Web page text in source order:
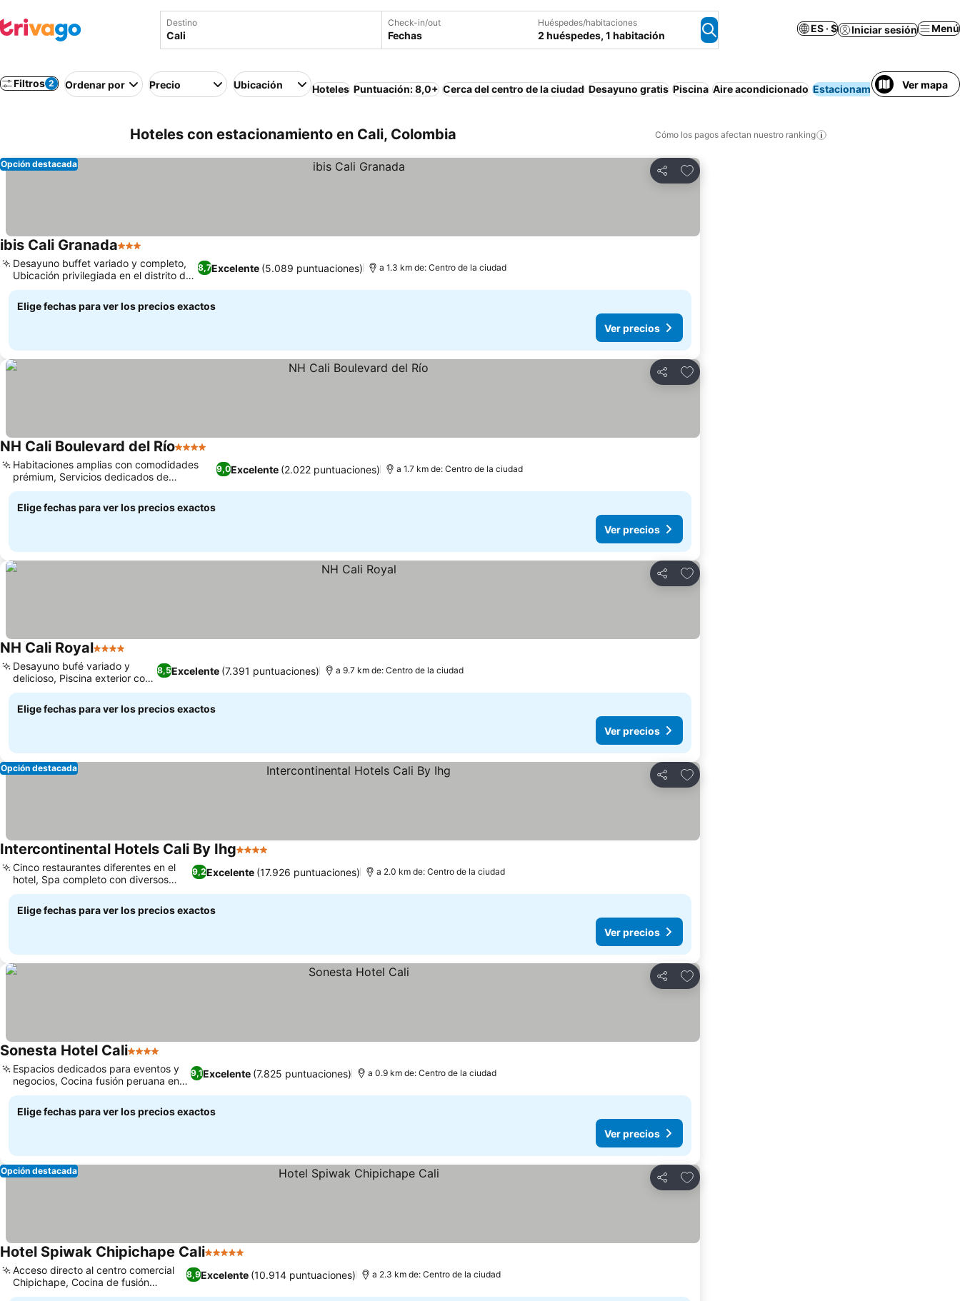
Destino Check-in/out
Fechas
Huéspedes/habitaciones
2 huéspedes, 1 habitación
ES · $ Iniciar sesión Menú
Filtros 2 Ordenar por Precio Ubicación Hoteles Puntuación: 8,0+ Cerca del centro de la ciudad Desayuno gratis Piscina Aire acondicionado Estacionamiento Ver mapa
Hoteles con estacionamiento en Cali, Colombia Cómo los pagos afectan nuestro ranking
Compartir
Agregar a favoritos
Opción destacada
ibis Cali Granada3 Estrellas
8,7Excelente (5.089 puntuaciones)
Desayuno buffet variado y completo,
Ubicación privilegiada en el distrito de
Granada
a 1.3 km de: Centro de la ciudad
Elige fechas para ver los precios exactos
Ver precios
Compartir
Agregar a favoritos
NH Cali Boulevard del Río4 Estrellas
9,0Excelente (2.022 puntuaciones)
Habitaciones amplias con comodidades
prémium, Servicios dedicados de
planificación de eventos
a 1.7 km de: Centro de la ciudad
Elige fechas para ver los precios exactos
Ver precios
Compartir
Agregar a favoritos
NH Cali Royal4 Estrellas
8,5Excelente (7.391 puntuaciones)
Desayuno bufé variado y
delicioso, Piscina exterior con
bar
a 9.7 km de: Centro de la ciudad
Elige fechas para ver los precios exactos
Ver precios
Compartir
Agregar a favoritos
Opción destacada
Intercontinental Hotels Cali By Ihg4 Estrellas
9,2Excelente (17.926 puntuaciones)
Cinco restaurantes diferentes en el
hotel, Spa completo con diversos
tratamientos
a 2.0 km de: Centro de la ciudad
Elige fechas para ver los precios exactos
Ver precios
Compartir
Agregar a favoritos
Sonesta Hotel Cali4 Estrellas
9,1Excelente (7.825 puntuaciones)
Espacios dedicados para eventos y
negocios, Cocina fusión peruana en
Cook's
a 0.9 km de: Centro de la ciudad
Elige fechas para ver los precios exactos
Ver precios
Compartir
Agregar a favoritos
Opción destacada
Hotel Spiwak Chipichape Cali5 Estrellas
8,9Excelente (10.914 puntuaciones)
Acceso directo al centro comercial
Chipichape, Cocina de fusión
mediterránea
a 2.3 km de: Centro de la ciudad